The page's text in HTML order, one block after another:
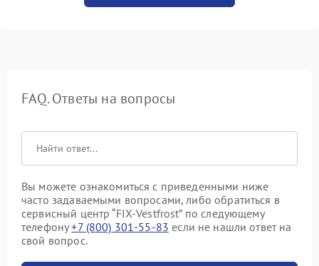
FAQ. Ответы на вопросы
Вы можете ознакомиться с приведенными ниже
часто задаваемыми вопросами, либо обратиться в
сервисный центр “FIX-Vestfrost” по следующему
телефону+7 (800) 301-55-83 если не нашли ответ на
свой вопрос.